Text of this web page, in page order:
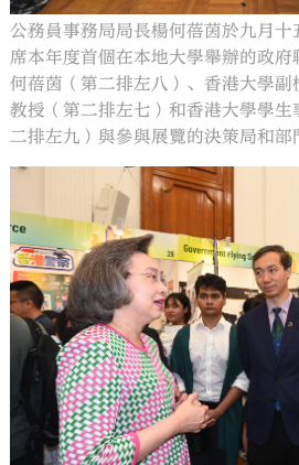
公務員事務局局長楊何蓓茵於九月十
席本年度首個在本地大學舉辦的政
何蓓茵（第二排左八）、香港大學副
教授（第二排左七）和香港大學學生
二排左九）與參與展覽的決策局和部